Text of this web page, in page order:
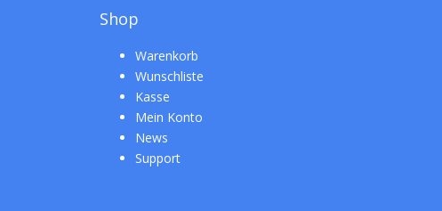
Shop
Warenkorb
Wunschliste
Kasse
Mein Konto
News
Support